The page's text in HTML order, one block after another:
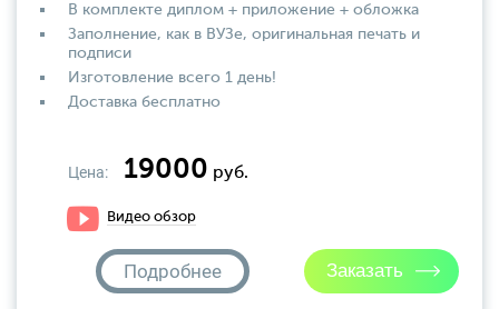
В комплекте диплом + приложение + обложка
Заполнение, как в ВУЗе, оригинальная печать и
подписи
Изготовление всего 1 день!
Доставка бесплатно
Цена: 19000 руб.
Видео обзор
Подробнее